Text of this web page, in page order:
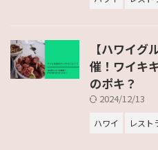
【ハワイ
催！ワイキ
のポキ？
2024/12/13
ハワイ レスト